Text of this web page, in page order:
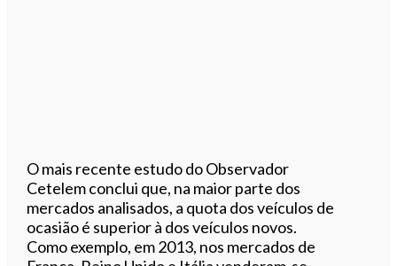
O mais recente estudo do Observador
Cetelem conclui que, na maior parte dos
mercados analisados, a quota dos veículos de
ocasião é superior à dos veículos novos.
Como exemplo, em 2013, nos mercados de